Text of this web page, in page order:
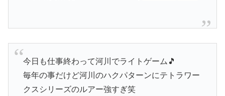
今日も仕事終わって河川でライトゲーム🎵
毎年の事だけど河川のハクパターンにテトラワー
クスシリーズのルアー強すぎ笑